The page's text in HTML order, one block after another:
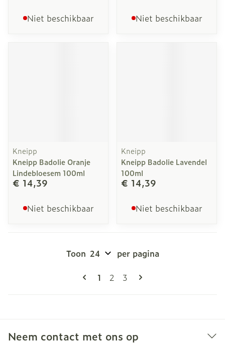
Niet beschikbaar Niet beschikbaar
Kneipp
Kneipp Badolie Oranje
Lindebloesem 100ml
€ 14,39
Niet beschikbaar
Kneipp
Kneipp Badolie Lavendel
100ml
€ 14,39
Niet beschikbaar
Pagina's
U lees momenteel pagina
1 Pagina
2 Pagina
3
Toon per pagina
Neem contact met ons op